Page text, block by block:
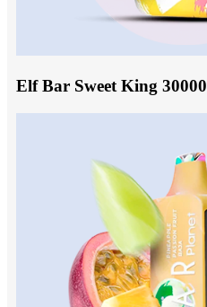
Elf Bar Sweet King 30000